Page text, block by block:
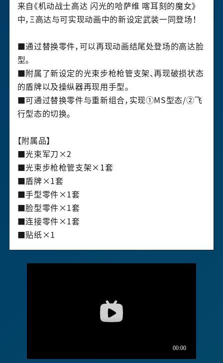
来自《机动战士高达 闪光的哈萨维 喀耳刻的魔女》
中，Ξ高达与可实现动画中的新设定武装一同登场！
■通过替换零件，可以再现动画结尾处登场的高达脸
型。
■附属了新设定的光束步枪枪管支架、再现破损状态
的盾牌以及操纵器再现用手型。
■可通过替换零件与重新组合，实现①MS型态/②飞
行型态的切换。
【附属品】
■光束军刀×2
■光束步枪枪管支架×1套
■盾牌×1套
■手型零件×1套
■脸型零件×1套
■连接零件×1套
■贴纸×1